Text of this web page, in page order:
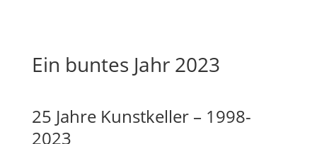
Ein buntes Jahr 2023
25 Jahre Kunstkeller – 1998-
2023